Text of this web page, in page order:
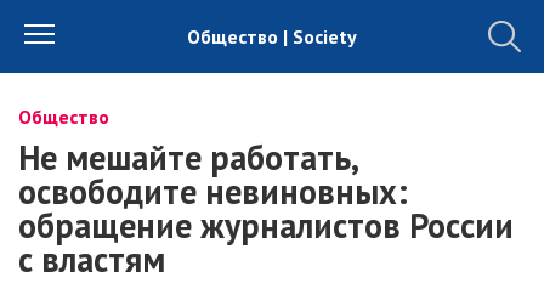
Общество | Society
Общество
Не мешайте работать,
освободите невиновных:
обращение журналистов России
с властям